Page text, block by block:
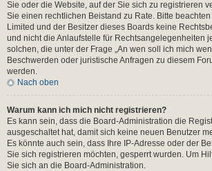
Sie oder die Website, auf der Sie sich zu registrieren
Sie einen rechtlichen Beistand zu Rate. Bitte
Limited und der Besitzer dieses Boards keine
und nicht die Anlaufstelle für Rechtsangelegenheiten
solchen, die unter der Frage „An wen soll ich mich
Beschwerden oder juristische Anfragen zu diesem
werden.
Nach oben
Warum kann ich mich nicht registrieren?
Es kann sein, dass die Board-Administration die
ausgeschaltet hat, damit sich keine neuen Benutzer
Es könnte auch sein, dass Ihre IP-Adresse oder der
Sie sich registrieren möchten, gesperrt wurden. Um
Sie sich an die Board-Administration.